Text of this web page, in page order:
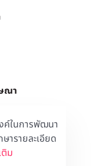
ค์ในการพัฒนา
ารายละเอียด
ติม
ณา